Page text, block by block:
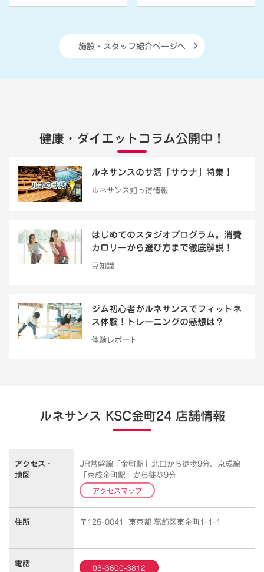
施設・スタッフ紹介ページへ
健康・ダイエットコラム公開中！
ルネサンスのサ活「サウナ」特集！
ルネサンス知っ得情報
はじめてのスタジオプログラム。消費
カロリーから選び方まで徹底解説！
豆知識
ジム初心者がルネサンスでフィットネ
ス体験！トレーニングの感想は？
体験レポート
ルネサンス KSC金町24 店舗情報
アクセス・
地図
JR常磐線「金町駅」北口から徒歩9分、京成線
「京成金町駅」から徒歩9分
アクセスマップ
住所 〒125-0041 東京都 葛飾区東金町1-1-1
電話
03-3600-3812